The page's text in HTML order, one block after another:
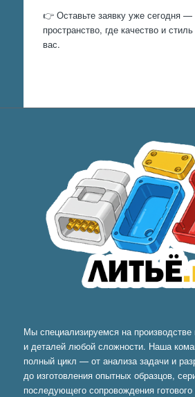
👉 Оставьте заявку уже сегодня —
пространство, где качество и
вас.
Мы специализируемся на
и деталей любой сложности. Наша
полный цикл — от анализа задачи и
до изготовления опытных образцов,
последующего сопровождения готового